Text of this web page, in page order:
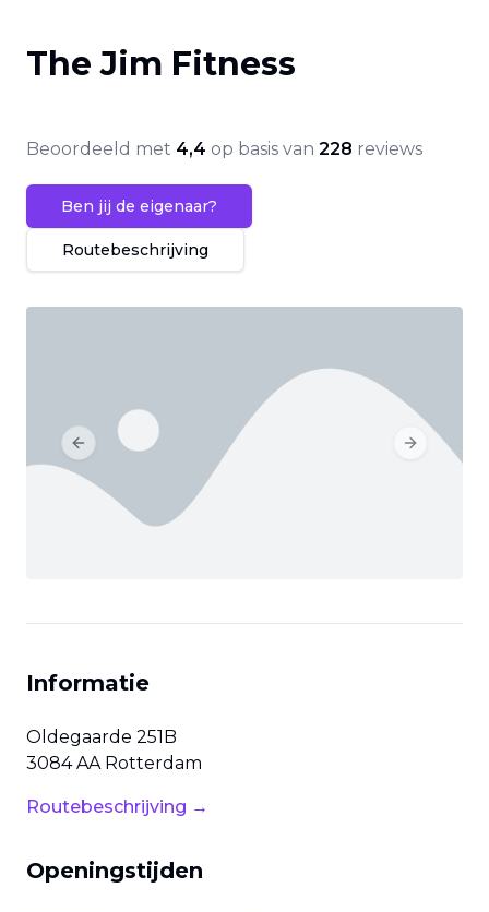
The Jim Fitness
Beoordeeld met 4,4 op basis van 228 reviews
Ben jij de eigenaar?
Routebeschrijving
Previous slide Next slide
Informatie
Oldegaarde 251B
3084 AA Rotterdam
Routebeschrijving →
Openingstijden